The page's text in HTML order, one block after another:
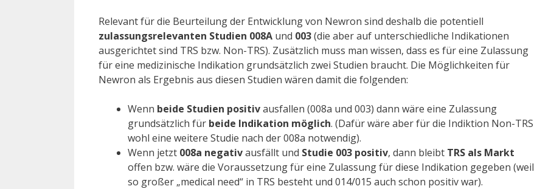
Relevant für die Beurteilung der Entwicklung von Newron sind deshalb die potentiell
zulassungsrelevanten Studien 008A und 003(die aber auf unterschiedliche Indikationen
ausgerichtet sind TRS bzw. Non-TRS). Zusätzlich muss man wissen, dass es für eine Zulassung
für eine medizinische Indikation grundsätzlich zwei Studien braucht. Die Möglichkeiten für
Newron als Ergebnis aus diesen Studien wären damit die folgenden:
Wenn beide Studien positivausfallen (008a und 003) dann wäre eine Zulassung
grundsätzlich für beide Indikation möglich. (Dafür wäre aber für die Indiktion Non-TRS
wohl eine weitere Studie nach der 008a notwendig).
Wenn jetzt 008a negativausfällt und Studie 003 positiv, dann bleibt TRS als Markt
offen bzw. wäre die Voraussetzung für eine Zulassung für diese Indikation gegeben (weil
so großer „medical need“ in TRS besteht und 014/015 auch schon positiv war).